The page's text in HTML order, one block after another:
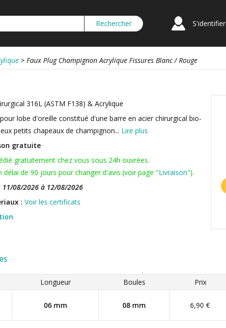
S'identifier
> Faux Plug Champignon Acrylique Fissures Blanc / Rouge
316L (ASTM F138) & Acrylique
lobe d'oreille constitué d'une barre en acier chirurgical bio-
petits chapeaux de champignon... Lire plus
gratuite
gratuitement chez vous sous 24h ouvrées.
délai de 90 jours pour changer d'avis (voir page "Livraison").
11/08/2026 à 12/08/2026
: Voir les certificats
Longueur Boules Prix
06 mm 08 mm 6,90 €